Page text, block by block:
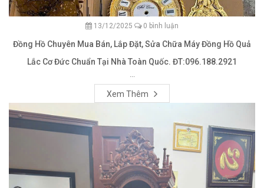
13/12/2025 0 bình luận
Đồng Hồ Chuyên Mua Bán, Lắp Đặt, Sửa Chữa Máy Đồng Hồ Quả
Lắc Cơ Đức Chuẩn Tại Nhà Toàn Quốc. ĐT:096.188.2921
Xem Thêm